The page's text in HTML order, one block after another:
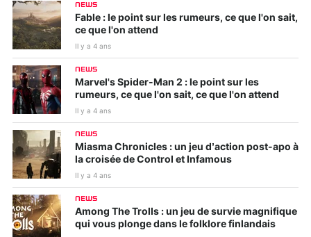
NEWS
Fable : le point sur les rumeurs, ce que l'on sait,
ce que l'on attend
Il y a 4 ans
NEWS
Marvel's Spider-Man 2 : le point sur les
rumeurs, ce que l'on sait, ce que l'on attend
Il y a 4 ans
NEWS
Miasma Chronicles : un jeu d’action post-apo à
la croisée de Control et Infamous
Il y a 4 ans
NEWS
Among The Trolls : un jeu de survie magnifique
qui vous plonge dans le folklore finlandais